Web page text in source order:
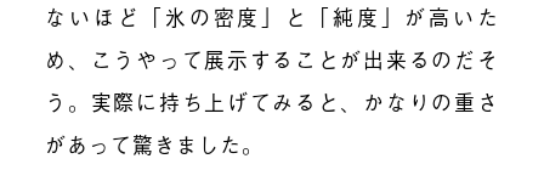
ないほど「氷の密度」と「純度」が高いた
め、こうやって展示することが出来るのだそ
う。実際に持ち上げてみると、かなりの重さ
があって驚きました。